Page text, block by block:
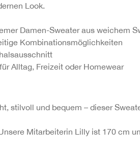
Look.
Damen-Sweater aus weichem
Kombinationsmöglichkeiten
Alltag, Freizeit oder Homewear
stilvoll und bequem – dieser
Mitarbeiterin Lilly ist 170 cm